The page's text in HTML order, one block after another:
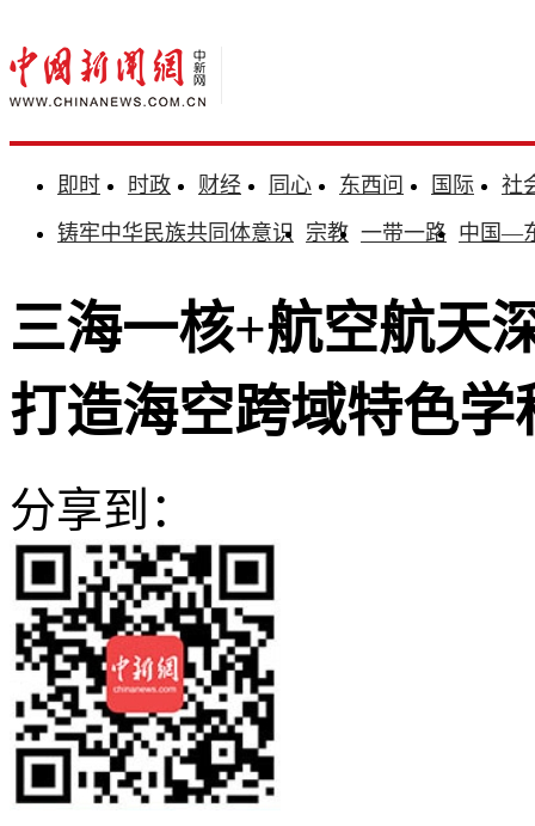
即时 时政 财经 同心 东西问 国际
社
铸牢中华民族共同体意识 宗教 一带一路 中国—
三海一核+航空航天
打造海空跨域特色学
分享到：